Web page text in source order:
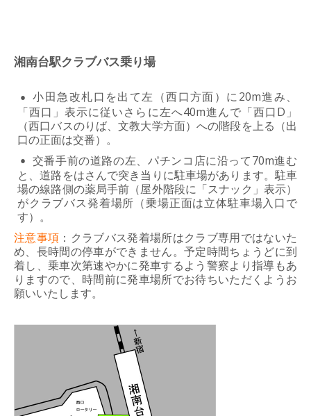
湘南台駅クラブバス乗り場
小田急改札口を出て左（西口方面）に20m進み、
「西口」表示に従いさらに左へ40m進んで「西口D」
（西口バスのりば、文教大学方面）への階段を上る（出
口の正面は交番）。
交番手前の道路の左、パチンコ店に沿って70m進む
と、道路をはさんで突き当りに駐車場があります。駐車
場の線路側の薬局手前（屋外階段に「スナック」表示）
がクラブバス発着場所（乗場正面は立体駐車場入口で
す）。
注意事項 ：クラブバス発着場所はクラブ専用ではないた
め、長時間の停車ができません。予定時間ちょうどに到
着し、乗車次第速やかに発車するよう警察より指導もあ
りますので、時間前に発車場所でお待ちいただくようお
願いいたします。